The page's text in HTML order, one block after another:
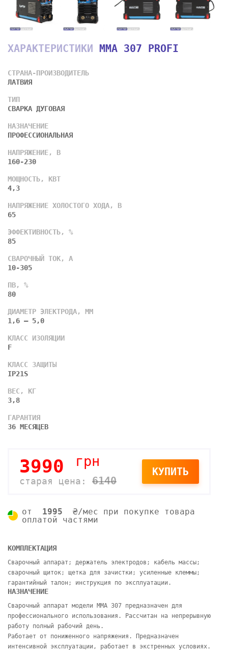
ХАРАКТЕРИСТИКИ MMA 307 PROFI
СТРАНА-ПРОИЗВОДИТЕЛЬ
ЛАТВИЯ
ТИП
СВАРКА ДУГОВАЯ
НАЗНАЧЕНИЕ
ПРОФЕССИОНАЛЬНАЯ
НАПРЯЖЕНИЕ, В
160-230
МОЩНОСТЬ, КВТ
4,3
НАПРЯЖЕНИЕ ХОЛОСТОГО ХОДА, В
65
ЭФФЕКТИВНОСТЬ, %
85
СВАРОЧНЫЙ ТОК, А
10-305
ПВ, %
80
ДИАМЕТР ЭЛЕКТРОДА, ММ
1,6 – 5,0
КЛАСС ИЗОЛЯЦИИ
F
КЛАСС ЗАЩИТЫ
IP21S
ВЕС, КГ
3,8
ГАРАНТИЯ
36 МЕСЯЦЕВ
3990 грн
старая цена: 6140
КУПИТЬ
от 1995
₴/мес при покупке товара
оплатой частями
КОМПЛЕКТАЦИЯ
Сварочный аппарат; держатель электродов; кабель массы;
сварочный щиток; щетка для зачистки; усиленные клеммы;
гарантийный талон; инструкция по эксплуатации.
НАЗНАЧЕНИЕ
Сварочный аппарат модели MMA 307 предназначен для
профессионального использования. Рассчитан на непрерывную
работу полный рабочий день.
Работает от пониженного напряжения. Предназначен
интенсивной эксплуатации, работает в экстренных условиях.